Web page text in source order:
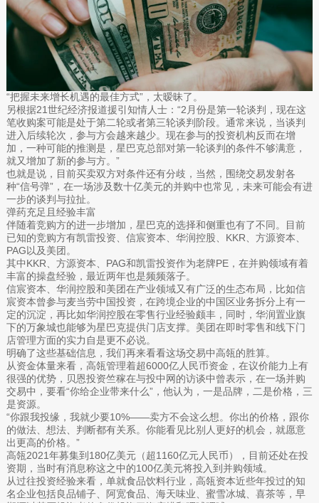
“把握未来增长机遇的最佳方式”，太暧昧了。
另根据21世纪经济报道援引知情人士：“2月份是第一轮谈判，现在这
笔收购案可能是处于第二轮或者第三轮谈判阶段。通常来说，当谈判
进入后续轮次，参与方会越来越少。现在参与的投资机构反而在增
加，一种可能的推测是，星巴克总部对第一轮谈判的条件不够满意，
就又增加了新的参与方。”
也就是说，目前买卖双方对条件还有分歧，当然，围绕交易发射各
种“信号弹”，在一场涉及数十亿美元的并购中也常见，未来可能会有进
一步的谈判与拉扯。
弹药充足且经验丰富
伴随着竞购方的进一步增加，星巴克的选择和侧重也有了不同。目前
已知的竞购方有凯雷投资、信宸资本、华润控股、KKR、方源资本、
PAG以及美团。
其中KKR、方源资本、PAG和凯雷投资作为老牌PE，在并购领域有着
丰富的操盘经验，最近两年也是频频落子。
信宸资本、华润控股和美团在产业领域又有广泛的生态布局，比如信
宸资本曾参与麦当劳中国投资，在跨境企业的中国区业务拆分上有一
定的沉淀，再比如华润控股在零售行业经验颇丰，同时，华润置业旗
下的万象城也能够为星巴克提供门店支撑。美团在即时零售和线下门
店管理方面的实力自是更不必说。
明确了这些基础信息，我们再来看看这场交易中高瓴的胜算。
从资金体量来看，高瓴管理着超6000亿人民币资金，在议价能力上有
很强的优势，贝恩投资竺稼在与投中网的访谈中曾表示，在一场并购
交易中，要看“你给企业带来什么”，他认为，一是品牌，二是价格，三
是资源。
“你跟我投缘，我就少要10%——卖方不会这么想。你出的价格，跟你
的做法、想法、判断都有关系。你能看见比别人更好的机会，就愿意
出更高的价格。”
高瓴2021年募集到180亿美元（超1160亿元人民币），目前还处在投
资期，当时有消息称这之中的100亿美元将投入到并购领域。
从过往投资经验来看，单就食品饮料行业，高瓴资本近些年投过的知
名企业包括良品铺子、阿宽食品、海天味业、蜜雪冰城、喜茶等，早